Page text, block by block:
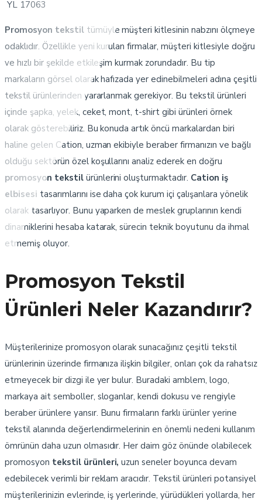
YL 17063
Promosyon tekstiltümüyle müşteri kitlesinin nabzını ölçmeye
odaklıdır. Özellikle yeni kurulan firmalar, müşteri kitlesiyle doğru
ve hızlı bir şekilde etkileşim kurmak zorundadır. Bu tip
markaların görsel olarak hafızada yer edinebilmeleri adına çeşitli
tekstil ürünlerinden yararlanmak gerekiyor. Bu tekstil ürünleri
içinde şapka, yelek, ceket, mont, t-shirt gibi ürünleri örnek
olarak gösterebiliriz. Bu konuda artık öncü markalardan biri
haline gelen Cation, uzman ekibiyle beraber firmanızın ve bağlı
olduğu sektörün özel koşullarını analiz ederek en doğru
promosyon tekstilürünlerini oluşturmaktadır. Cation iş
elbisesi tasarımlarını ise daha çok kurum içi çalışanlara yönelik
olarak tasarlıyor. Bunu yaparken de meslek gruplarının kendi
dinamiklerini hesaba katarak, sürecin teknik boyutunu da ihmal
etmemiş oluyor.
Promosyon Tekstil
Ürünleri Neler Kazandırır?
Müşterilerinize promosyon olarak sunacağınız çeşitli tekstil
ürünlerinin üzerinde firmanıza ilişkin bilgiler, onları çok da rahatsız
etmeyecek bir dizgi ile yer bulur. Buradaki amblem, logo,
markaya ait semboller, sloganlar, kendi dokusu ve rengiyle
beraber ürünlere yansır. Bunu firmaların farklı ürünler yerine
tekstil alanında değerlendirmelerinin en önemli nedeni kullanım
ömrünün daha uzun olmasıdır. Her daim göz önünde olabilecek
promosyon tekstil ürünleri, uzun seneler boyunca devam
edebilecek verimli bir reklam aracıdır. Tekstil ürünleri potansiyel
müşterilerinizin evlerinde, iş yerlerinde, yürüdükleri yollarda, her